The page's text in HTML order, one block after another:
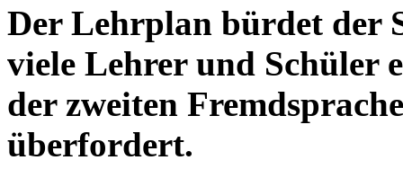
Der Lehrplan bürdet der
viele Lehrer und Schüler
der zweiten
überfordert.